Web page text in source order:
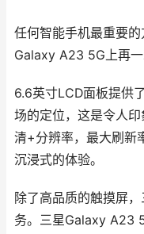
任何智能手机最重要
Galaxy A23 5G上再一
6.6英寸LCD面板提供
场的定位，这是令人
清+分辨率，最大刷新
沉浸式的体验。
除了高品质的触摸屏
务。三星Galaxy A23